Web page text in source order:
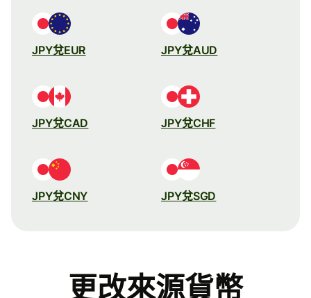
JPY兌EUR JPY兌AUD
JPY兌CAD JPY兌CHF
JPY兌CNY JPY兌SGD
更改來源貨幣